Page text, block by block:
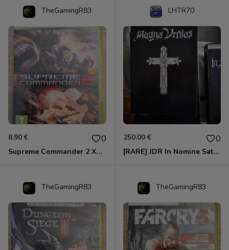
TheGamingR83
8.90 € 0
Supreme Commander 2 Xbox 360
LHTR70
250.00 € 0
[RARE] JDR In Nomine Satanis / Magna Veritas – 1ère Édition BOÎTE (DOS BLANC, 1989) - CROC / Siroz
TheGamingR83 TheGamingR83